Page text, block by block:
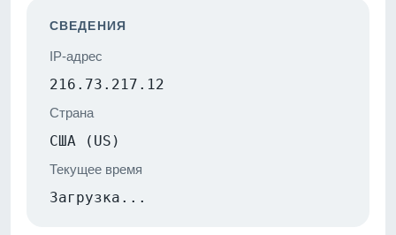
СВЕДЕНИЯ
IP-адрес
216.73.217.12
Страна
США (US)
Текущее время
Загрузка...